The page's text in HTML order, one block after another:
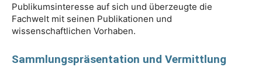
Publikumsinteresse auf sich und überzeugte die
Fachwelt mit seinen Publikationen und
wissenschaftlichen Vorhaben.
Sammlungspräsentation und Vermittlung